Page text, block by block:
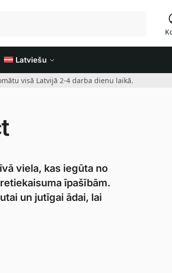
Latviešu
visā Latvijā 2-4 darba dienu laikā.
viela, kas iegūta no
īpašībām.
un jutīgai ādai, lai